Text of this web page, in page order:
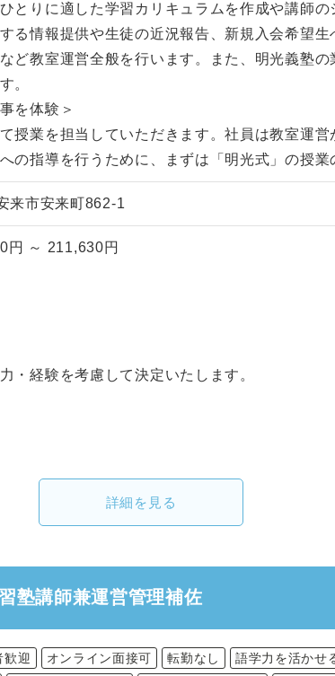
とりに適した学習カリキュラムを作成や講師の
る情報提供や生徒の近況報告、新規入会希望生
ど教室運営全般を行います。また、明光義塾
。
を体験＞
授業を担当していただきます。社員は教室運
の指導を行うために、まずは「明光式」の授業
来市安来町862-1
円 ～ 211,630円
・経験を考慮して決定いたします。
詳細を見る
塾講師兼運営管理補佐
歓迎 オンライン面接可 転勤なし 語学力を活かせ